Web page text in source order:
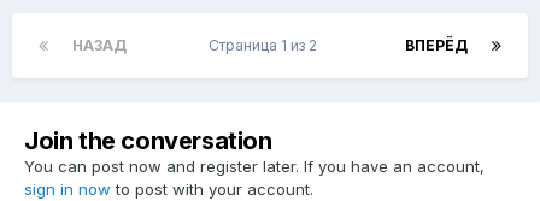
НАЗАД ВПЕРЁД
Страница 1 из 2
Join the conversation
You can post now and register later. If you have an account,
sign in now to post with your account.